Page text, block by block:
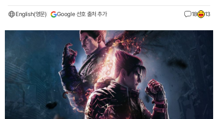
English(영문) Google 선호 출처 추가 18 13